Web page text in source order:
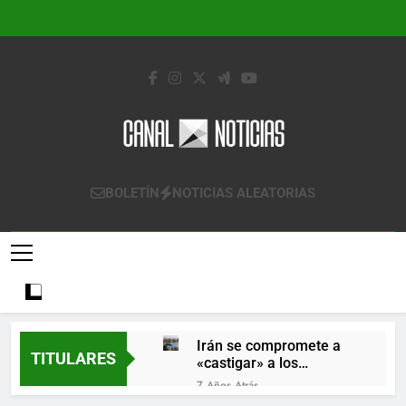
Canal Noticias
Canal Noticias
BOLETÍN NOTICIAS ALEATORIAS
TITULARES
Irán se compromete a
«castigar» a los
responsables de
derribar un avión
7 Años Atrás